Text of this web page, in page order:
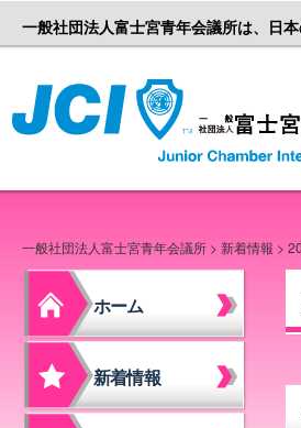
一般社団法人富士宮青年会議所は、日
一般社団法人富士宮青年会議所 > 新着情報 >
ホーム
新着情報